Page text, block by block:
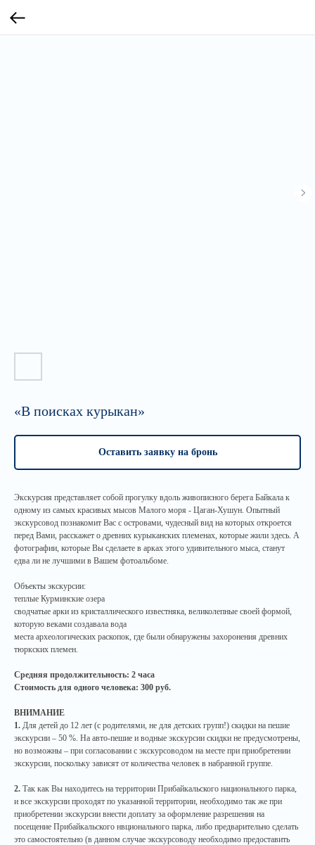
«В поисках курыкан»
Оставить заявку на бронь
Экскурсия представляет собой прогулку вдоль живописного берега Байкала к
одному из самых красивых мысов Малого моря - Цаган-Хушун. Опытный
экскурсовод познакомит Вас с островами, чудесный вид на которых откроется
перед Вами, расскажет о древних курыканских племенах, которые жили здесь. А
фотографии, которые Вы сделаете в арках этого удивительного мыса, станут
едва ли не лучшими в Вашем фотоальбоме.
Объекты экскурсии:
теплые Курминские озера
сводчатые арки из кристаллического известняка, великолепные своей формой,
которую веками создавала вода
места археологических раскопок, где были обнаружены захоронения древних
тюркских племен.
Средняя продолжительность: 2 часа
Стоимость для одного человека: 300 руб.
ВНИМАНИЕ
1. Для детей до 12 лет (с родителями, не для детских групп!) скидки на пешие
экскурсии – 50 %. На авто-пешие и водные экскурсии скидки не предусмотрены,
но возможны – при согласовании с экскурсоводом на месте при приобретении
экскурсии, поскольку зависят от количества человек в набранной группе.
2. Так как Вы находитесь на территории Прибайкальского национального парка,
и все экскурсии проходят по указанной территории, необходимо так же при
приобретении экскурсии внести доплату за оформление разрешения на
посещение Прибайкальского нвционального парка, либо предварительно сделать
это самостоятельно (в данном случае экскурсоводу необходимо предоставить